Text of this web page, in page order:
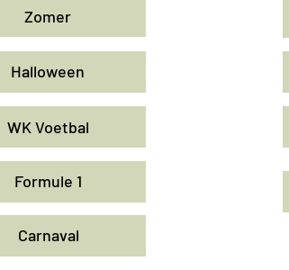
Zomer
Halloween
WK Voetbal
Formule 1
Carnaval